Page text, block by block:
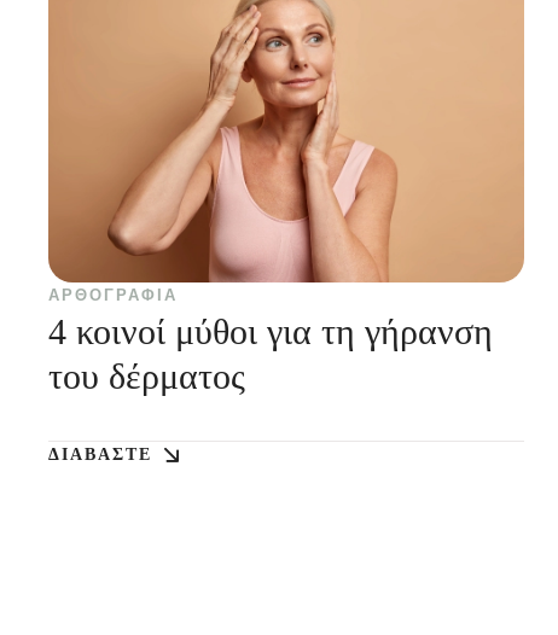
ΑΡΘΟΓΡΑΦΊΑ
4 κοινοί μύθοι για τη γήρανση
του δέρματος
ΔΙΑΒΆΣΤΕ